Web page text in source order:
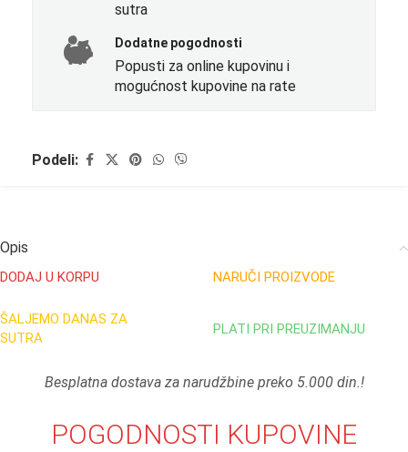
sutra
Dodatne pogodnosti
Popusti za online kupovinu i
mogućnost kupovine na rate
Podeli:
Opis
DODAJ U KORPU NARUČI PROIZVODE
ŠALJEMO DANAS ZA
SUTRA
PLATI PRI PREUZIMANJU
Besplatna dostava za narudžbine preko 5.000 din.!
POGODNOSTI KUPOVINE